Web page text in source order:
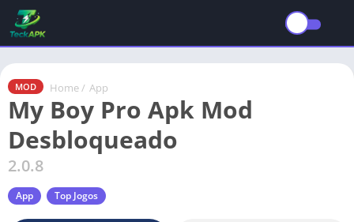
MOD Home / App
My Boy Pro Apk Mod
Desbloqueado
2.0.8
App Top Jogos